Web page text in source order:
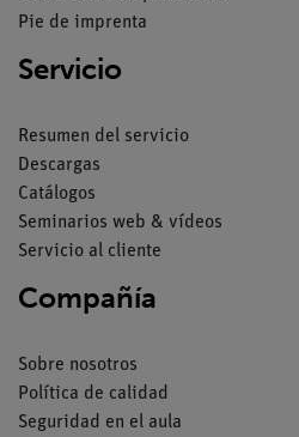
Pie de imprenta
Servicio
Resumen del servicio
Descargas
Catálogos
Seminarios web & vídeos
Servicio al cliente
Compañía
Sobre nosotros
Política de calidad
Seguridad en el aula